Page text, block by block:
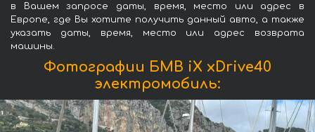
в Вашем запросе даты, время, место или адрес в
Европе, где Вы хотите получить данный авто, а также
указать даты, время, место или адрес возврата
машины.
Фотографии БМВ iX xDrive40
электромобиль: